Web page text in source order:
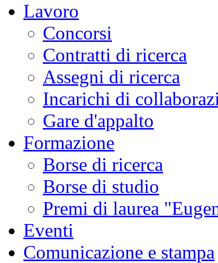
Lavoro
Concorsi
Contratti di ricerca
Assegni di ricerca
Incarichi di
Gare d'appalto
Formazione
Borse di ricerca
Borse di studio
Premi di laurea
Eventi
Comunicazione e stampa